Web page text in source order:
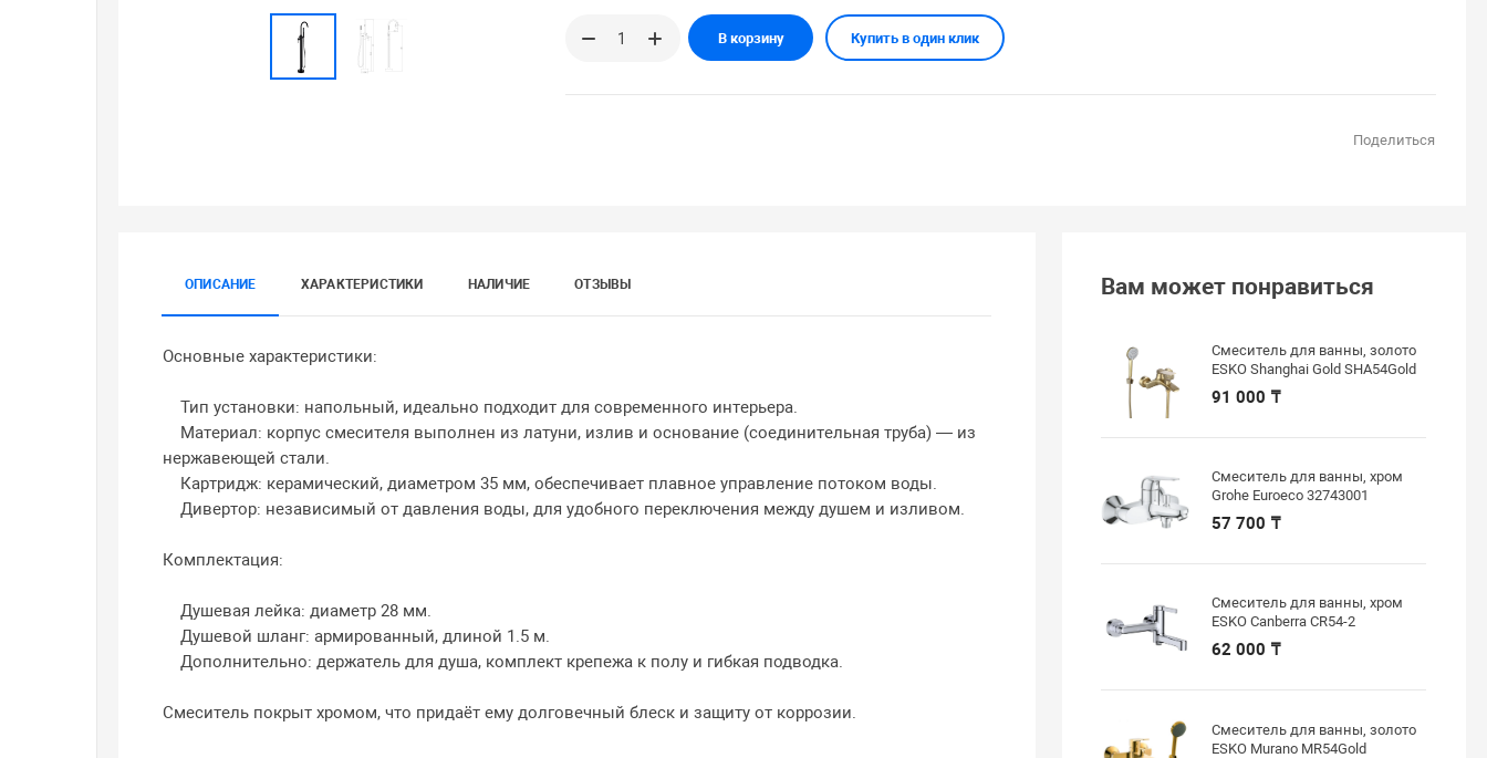
В корзину Купить в один клик
Поделиться
ОПИСАНИЕ ХАРАКТЕРИСТИКИ НАЛИЧИЕ ОТЗЫВЫ
Основные характеристики:
Тип установки: напольный, идеально подходит для современного интерьера.
Материал: корпус смесителя выполнен из латуни, излив и основание (соединительная труба) — из
нержавеющей стали.
Картридж: керамический, диаметром 35 мм, обеспечивает плавное управление потоком воды.
Дивертор: независимый от давления воды, для удобного переключения между душем и изливом.
Комплектация:
Душевая лейка: диаметр 28 мм.
Душевой шланг: армированный, длиной 1.5 м.
Дополнительно: держатель для душа, комплект крепежа к полу и гибкая подводка.
Смеситель покрыт хромом, что придаёт ему долговечный блеск и защиту от коррозии.
Вам может понравиться
Смеситель для ванны, золото
ESKO Shanghai Gold SHA54Gold
91 000 ₸
Смеситель для ванны, хром
Grohe Euroeco 32743001
57 700 ₸
Смеситель для ванны, хром
ESKO Canberra CR54-2
62 000 ₸
Смеситель для ванны, золото
ESKO Murano MR54Gold